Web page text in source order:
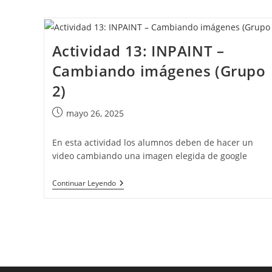
Actividad 13: INPAINT –
Cambiando imágenes (Grupo
2)
Publicación
la
entrada:
mayo 26, 2025
En esta actividad los alumnos deben de hacer un
video cambiando una imagen elegida de google
Continuar LeyendoActividad
13: